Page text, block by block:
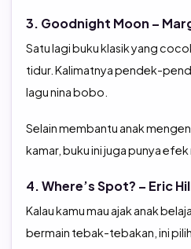
3. Goodnight Moon –
Satu lagi buku klasik yang
tidur. Kalimatnya pendek-
lagu nina bobo.
Selain membantu anak
kamar, buku ini juga punya
4. Where’s Spot? – Eric
Kalau kamu mau ajak anak
bermain tebak-tebakan, ini